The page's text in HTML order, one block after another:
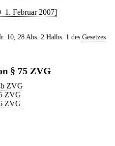
Februar 2007]
10, 28 Abs. 2 Halbs. 1 des Gesetzes
§ 75 ZVG
ZVG
ZVG
ZVG